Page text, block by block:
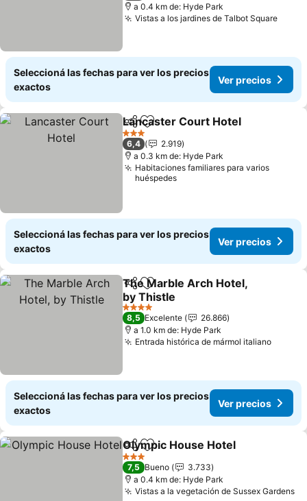
a 0.4 km de: Hyde Park
Vistas a los jardines de Talbot SquareVer
Seleccioná las fechas para ver los precios
exactos
Ver precios
CompartirAñadir a favoritos
Lancaster Court Hotel
3 Estrellas
6,4
2.919
a 0.3 km de: Hyde Park
Habitaciones familiares para varios
huéspedes
Seleccioná las fechas para ver los precios
exactos
Ver precios
Compartir
Añadir a favoritos
The Marble Arch Hotel,
by Thistle
Ver precios
4 Estrellas
8,5 Excelente
26.866
a 1.0 km de: Hyde Park
Entrada histórica de mármol italianoVer
Seleccioná las fechas para ver los precios
exactos
Ver precios
CompartirAñadir a favoritos
Olympic House Hotel
3 Estrellas
7,5 Bueno
3.733
a 0.4 km de: Hyde Park
Vistas a la vegetación de Sussex Gardens